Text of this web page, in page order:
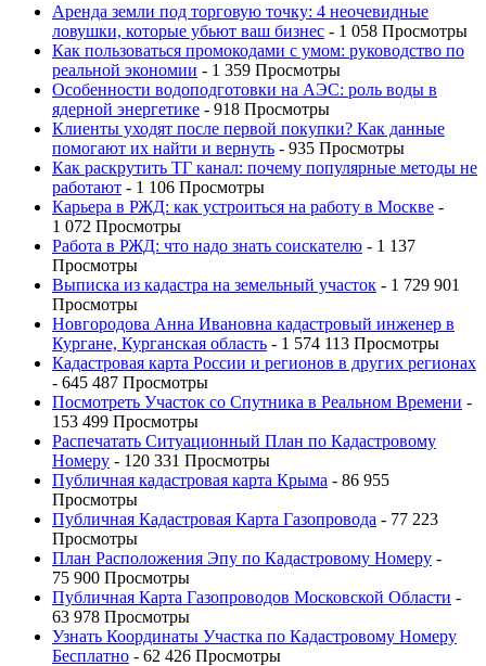
Аренда земли под торговую точку: 4 неочевидные
ловушки, которые убьют ваш бизнес - 1 058 Просмотры
Как пользоваться промокодами с умом: руководство по
реальной экономии - 1 359 Просмотры
Особенности водоподготовки на АЭС: роль воды в
ядерной энергетике - 918 Просмотры
Клиенты уходят после первой покупки? Как данные
помогают их найти и вернуть - 935 Просмотры
Как раскрутить ТГ канал: почему популярные методы не
работают - 1 106 Просмотры
Карьера в РЖД: как устроиться на работу в Москве -
1 072 Просмотры
Работа в РЖД: что надо знать соискателю - 1 137
Просмотры
Выписка из кадастра на земельный участок - 1 729 901
Просмотры
Новгородова Анна Ивановна кадастровый инженер в
Кургане, Курганская область - 1 574 113 Просмотры
Кадастровая карта России и регионов в других регионах
- 645 487 Просмотры
Посмотреть Участок со Спутника в Реальном Времени -
153 499 Просмотры
Распечатать Ситуационный План по Кадастровому
Номеру - 120 331 Просмотры
Публичная кадастровая карта Крыма - 86 955
Просмотры
Публичная Кадастровая Карта Газопровода - 77 223
Просмотры
План Расположения Эпу по Кадастровому Номеру -
75 900 Просмотры
Публичная Карта Газопроводов Московской Области -
63 978 Просмотры
Узнать Координаты Участка по Кадастровому Номеру
Бесплатно - 62 426 Просмотры